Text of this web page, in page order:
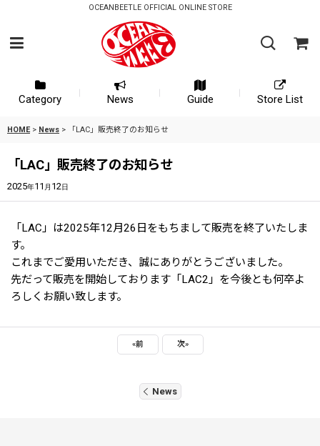
OCEANBEETLE OFFICIAL ONLINE STORE
Category News Guide Store List
HOME > News > 「LAC」販売終了のお知らせ
「LAC」販売終了のお知らせ
2025年11 月 12日
「LAC」は2025年12月26日をもちまして販売を終了いたしま
す。
これまでご愛用いただき、誠にありがとうございました。
先だって販売を開始しております「LAC2」を今後とも何卒よ
ろしくお願い致します。
«前 次»
News